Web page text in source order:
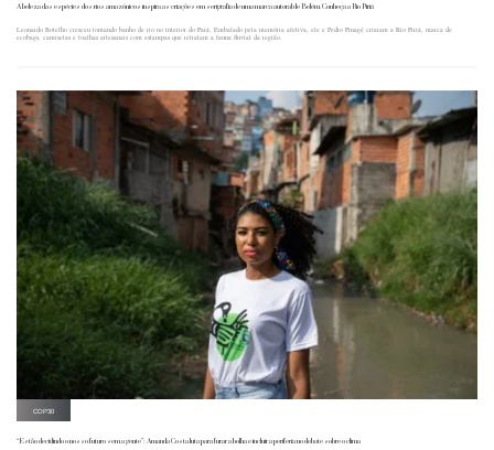
A beleza das espécies dos rios amazônicos inspira as criações em serigrafia de uma marca autoral de Belém. Conheça a Rio Piriá
Leonardo Botelho cresceu tomando banho de rio no interior do Pará. Embalado pela memória afetiva, ele e Pedro Pinagé criaram a Rio Piriá, marca de
ecobags, camisetas e toalhas artesanais com estampas que retratam a fauna fluvial da região.
COP30
“Estão decidindo o nosso futuro sem a gente”: Amanda Costa luta para furar a bolha e incluir a periferia no debate sobre o clima